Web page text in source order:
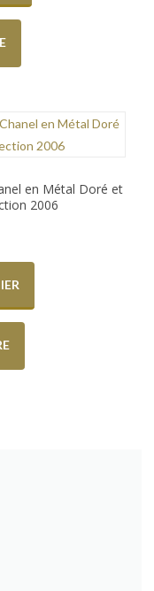
en Métal Doré et
2006